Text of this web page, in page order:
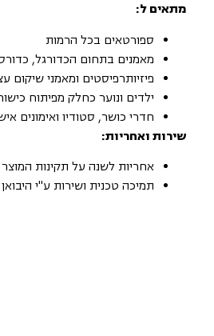
מתאים ל:
ספורטאים בכל הרמות
מאמנים בתחום הכדורגל,
פיזיותרפיסטים ומאמני שיקום
ילדים ונוער כחלק מפיתוח
חדרי כושר, סטודיו ואימונים
שירות ואחריות:
אחריות לשנה על תקינות המוצר
תמיכה טכנית ושירות ע"י